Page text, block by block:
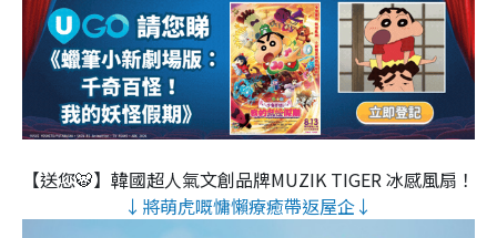
【送您🐯】韓國超人氣文創品牌MUZIK TIGER 冰感風扇！
↓將萌虎嘅慵懶療癒帶返屋企↓